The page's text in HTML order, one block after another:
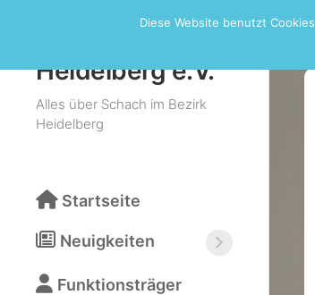
Heidelberg e.V.
Alles über Schach im Bezirk
Heidelberg
Startseite
Neuigkeiten
Funktionsträger
Diese Website benutzt